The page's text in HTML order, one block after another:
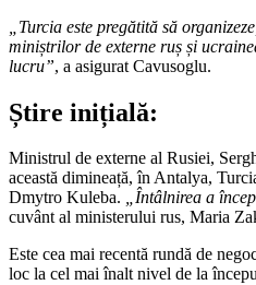
„Turcia este pregătită să
miniștrilor de externe ruș și
lucru”, a asigurat Cavusoglu.
Știre inițială:
Ministrul de externe al Rusiei,
această dimineață, în Antalya,
Dmytro Kuleba. „Întâlnirea a
cuvânt al ministerului rus, Maria
Este cea mai recentă rundă de
loc la cel mai înalt nivel de la